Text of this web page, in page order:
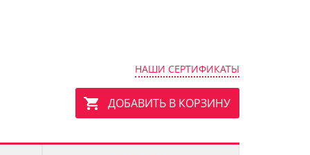
НАШИ СЕРТИФИКАТЫ
ДОБАВИТЬ В КОРЗИНУ